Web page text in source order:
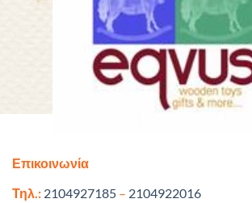
Επικοινωνία
Τηλ.: 2104927185 – 2104922016